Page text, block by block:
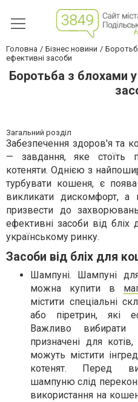
Головна Бізнес новини
ефективні засоби
Боротьба з блохами
Загальний розділ
Забезпечення здоров'я та
— завдання, яке стоїть
котеняти. Однією з
турбувати кошеня, є
викликати дискомфорт, а
призвести до
ефективні засоби від бліх
українському ринку.
Засоби від бліх для
Шампуні. Шампуні
можна купити в
містити спеціальні
або піретрин, які
Важливо вибирати
призначені для
можуть містити
котенят. Перед
шампуню слід
використання на